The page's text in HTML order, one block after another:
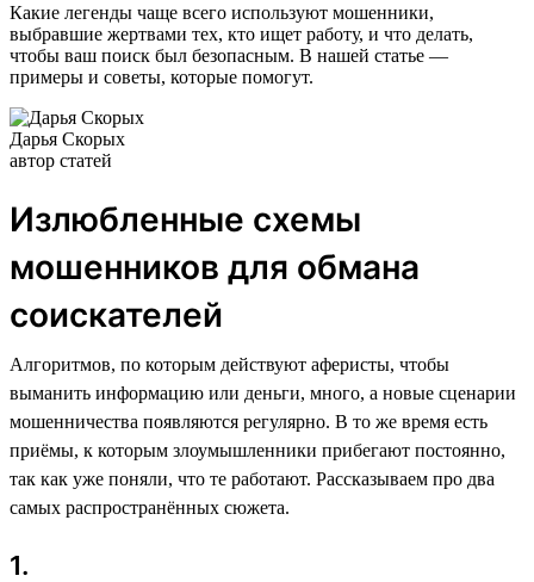
Какие легенды чаще всего используют мошенники,
выбравшие жертвами тех, кто ищет работу, и что делать,
чтобы ваш поиск был безопасным. В нашей статье —
примеры и советы, которые помогут.
Дарья Скорых
автор статей
Излюбленные схемы
мошенников для обмана
соискателей
Алгоритмов, по которым действуют аферисты, чтобы
выманить информацию или деньги, много, а новые сценарии
мошенничества появляются регулярно. В то же время есть
приёмы, к которым злоумышленники прибегают постоянно,
так как уже поняли, что те работают. Рассказываем про два
самых распространённых сюжета.
1.